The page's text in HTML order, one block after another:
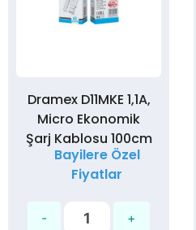
Dramex D11MKE 1,1A,
Micro Ekonomik
Şarj Kablosu 100cm
Bayilere Özel
Fiyatlar